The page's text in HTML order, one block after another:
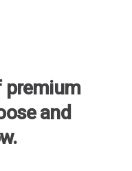
premium
and